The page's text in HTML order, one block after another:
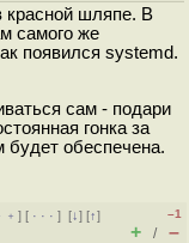
красной шляпе. В
самого же
появился systemd.
сам - подари
гонка за
будет обеспечена.
] [ · · ·][↓] [↑]
–1
+ / –